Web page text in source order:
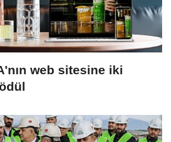
web sitesine iki